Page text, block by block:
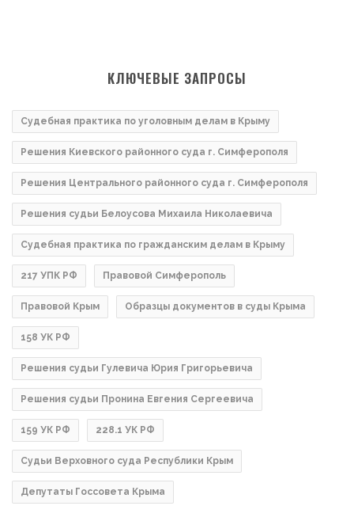
КЛЮЧЕВЫЕ ЗАПРОСЫ
Судебная практика по уголовным делам в Крыму
Решения Киевского районного суда г. Симферополя
Решения Центрального районного суда г. Симферополя
Решения судьи Белоусова Михаила Николаевича
Судебная практика по гражданским делам в Крыму
217 УПК РФ Правовой Симферополь
Правовой Крым Образцы документов в суды Крыма
158 УК РФ
Решения судьи Гулевича Юрия Григорьевича
Решения судьи Пронина Евгения Сергеевича
159 УК РФ 228.1 УК РФ
Судьи Верховного суда Республики Крым
Депутаты Госсовета Крыма